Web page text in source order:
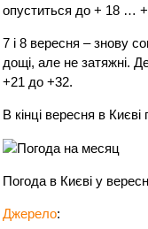
опуститься до + 18 …
7 і 8 вересня – знову
дощі, але не затяжні.
+21 до +32.
В кінці вересня в
Погода в Києві у
Джерело: